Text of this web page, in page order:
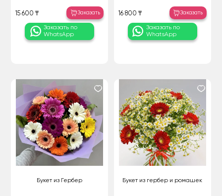
15 600 ₸ Заказать
Заказать по
WhatsApp
16 800 ₸ Заказать
Заказать по
WhatsApp
Букет из Гербер Букет из гербер и ромашек